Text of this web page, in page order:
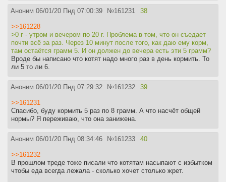
Аноним 06/01/20 Пнд 07:00:39 №161231 38
>>161228
>0 г - утром и вечером по 20 г. Проблема в том, что он съедает
почти всё за раз. Через 10 минут после того, как даю ему корм,
там остаётся грамм 5. И он должен до вечера есть эти 5 грамм?
Вроде бы написано что котят надо много раз в день кормить. То
ли 5 то ли 6.
Аноним 06/01/20 Пнд 07:29:32 №161232 39
>>161231
Спасибо, буду кормить 5 раз по 8 грамм. А что насчёт общей
нормы? Я переживаю, что она занижена.
Аноним 06/01/20 Пнд 08:34:46 №161233 40
>>161232
В прошлом треде тоже писали что котятам насыпают с избытком
чтобы еда всегда лежала - сколько хочет столько жрет.